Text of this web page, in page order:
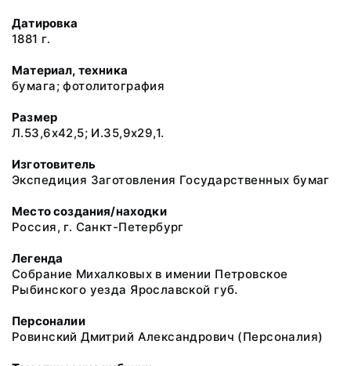
Датировка
1881 г.
Материал, техника
бумага; фотолитография
Размер
Л.53,6x42,5; И.35,9x29,1.
Изготовитель
Экспедиция Заготовления Государственных бумаг
Место создания/находки
Россия, г. Санкт-Петербург
Легенда
Собрание Михалковых в имении Петровское
Рыбинского уезда Ярославской губ.
Персоналии
Ровинский Дмитрий Александрович (Персоналия)